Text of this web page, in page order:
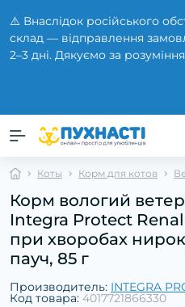
⚠️ Внаслідок російського
склад — відправлення
2–3 дні. Дякуємо за
Коты Корм для котов
Корм вологий
Integra Protect
при хворобах
пауч, 85 г
Производитель: INTEGRA
Код товара: 4017721866330